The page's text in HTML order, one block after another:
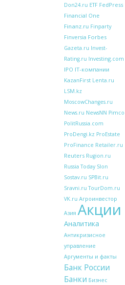
Don24.ru ETF FedPress
Financial One
Finanz.ru Finparty
Finversia Forbes
Gazeta.ru Invest-
Rating.ru Investing.com
IPO IT-компании
KazanFirst Lenta.ru
LSM.kz
MoscowChanges.ru
News.ru NewsNN Pimco
PolitRussia.com
ProDengi.kz ProEstate
ProFinance Retailer.ru
Reuters Rugion.ru
Russia Today Slon
Sostav.ru SPBit.ru
Sravni.ru TourDom.ru
VK.ru Агроинвестор
Азия Акции
Аналитика
Антикризисное
управление
Аргументы и факты
Банк России
Банки Бизнес